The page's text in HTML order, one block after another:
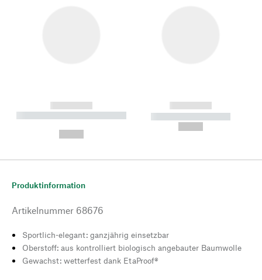
------------
----------- ----------- --------
------------
----------- -----------
Produktinformation
Artikelnummer 68676
Sportlich-elegant: ganzjährig einsetzbar
Oberstoff: aus kontrolliert biologisch angebauter Baumwolle
Gewachst: wetterfest dank EtaProof®